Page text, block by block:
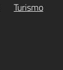
Turismo